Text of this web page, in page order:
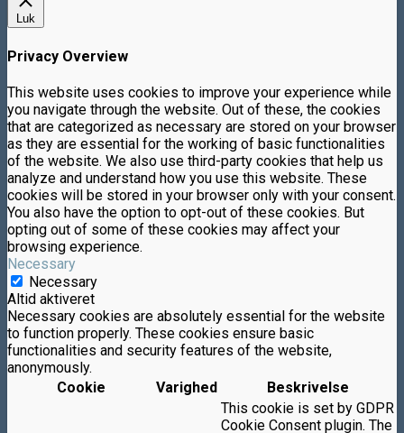
Luk
Privacy Overview
This website uses cookies to improve your experience while
you navigate through the website. Out of these, the cookies
that are categorized as necessary are stored on your browser
as they are essential for the working of basic functionalities
of the website. We also use third-party cookies that help us
analyze and understand how you use this website. These
cookies will be stored in your browser only with your consent.
You also have the option to opt-out of these cookies. But
opting out of some of these cookies may affect your
browsing experience.
Necessary
Necessary
Altid aktiveret
Necessary cookies are absolutely essential for the website
to function properly. These cookies ensure basic
functionalities and security features of the website,
anonymously.
Cookie
Varighed
Beskrivelse
This cookie is set by GDPR
Cookie Consent plugin. The